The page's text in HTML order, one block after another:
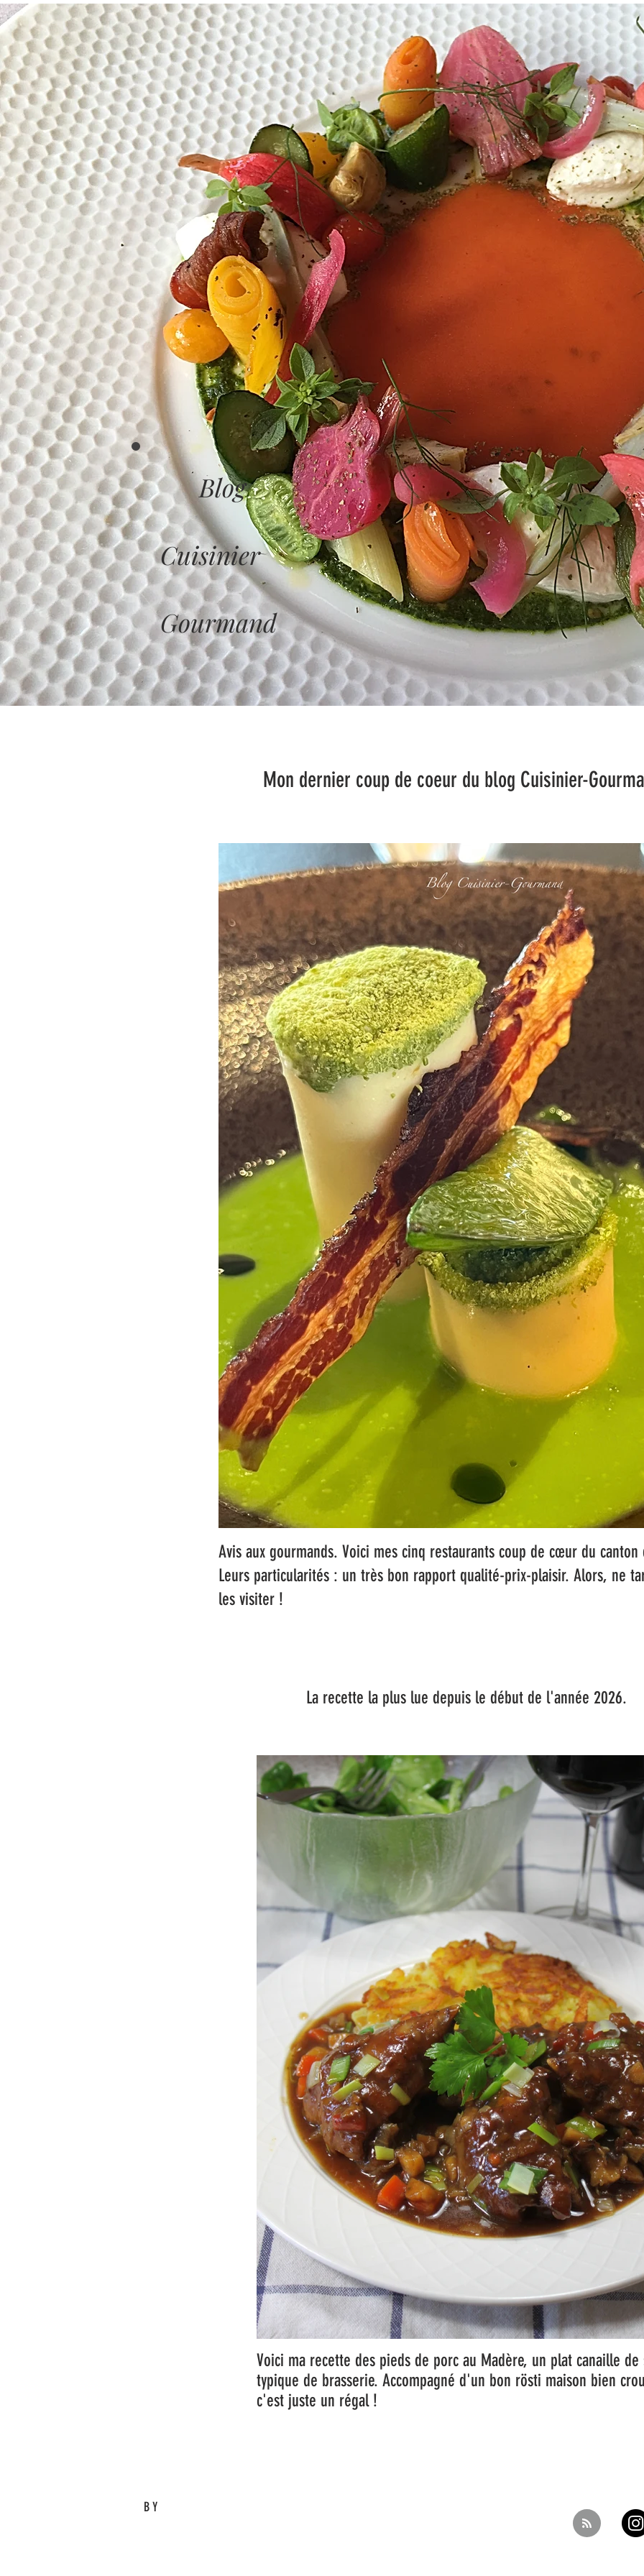
Blog
Cuisinier
Gourmand
Mon dernier coup de coeur du blog Cuisinier-
Avis aux gourmands. Voici mes cinq restaurants coup de cœur du canton
Leurs particularités : un très bon rapport qualité-prix-plaisir. Alors, ne
les visiter !
La recette la plus lue depuis le début de l'année 2026.
Voici ma recette des pieds de porc au Madère, un plat canaille de
typique de brasserie. Accompagné d'un bon rösti maison bien
c'est juste un régal !
BY